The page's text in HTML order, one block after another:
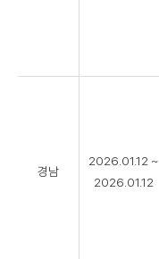
경남
2026.01.12 ~
2026.01.12